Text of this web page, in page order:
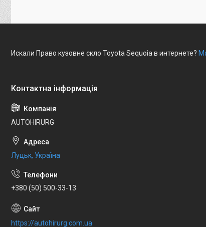
Искали Право кузовне скло Toyota Sequoia в интернете?
AUTOHIRURG
Луцьк, Україна
+380 (50) 500-33-13
https://autohirurg.com.ua